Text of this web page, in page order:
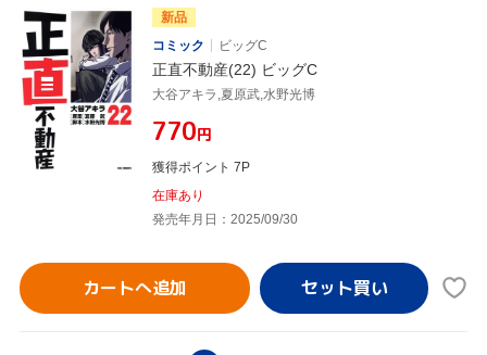
新品
コミック
ビッグC
正直不動産(22) ビッグC
大谷アキラ,夏原武,水野光博
¥770円
獲得ポイント 7P
在庫あり
発売年月日：2025/09/30
カートへ追加